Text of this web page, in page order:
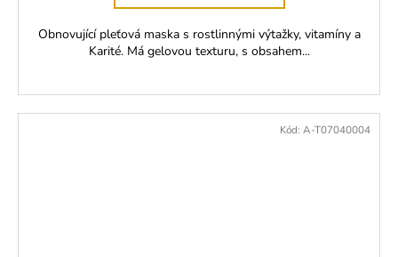
Obnovující pleťová maska s rostlinnými výtažky, vitamíny a
Karité. Má gelovou texturu, s obsahem...
Kód: A-T07040004